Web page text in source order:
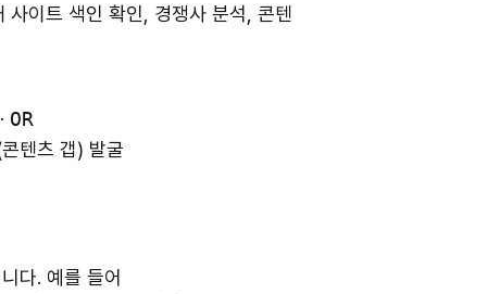
사이트 색인 확인, 경쟁사 분석, 콘텐
OR
텐츠 갭) 발굴
다. 예를 들어